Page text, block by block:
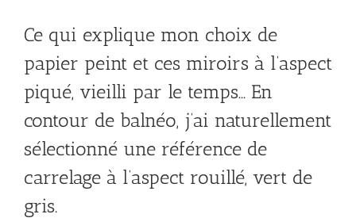
Ce qui explique mon choix de
papier peint et ces miroirs à l’aspect
piqué, vieilli par le temps… En
contour de balnéo, j’ai naturellement
sélectionné une référence de
carrelage à l’aspect rouillé, vert de
gris.